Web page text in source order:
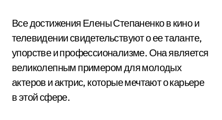
Все достижения Елены Степаненко в кино и
телевидении свидетельствуют о ее таланте,
упорстве и профессионализме. Она является
великолепным примером для молодых
актеров и актрис, которые мечтают о карьере
в этой сфере.